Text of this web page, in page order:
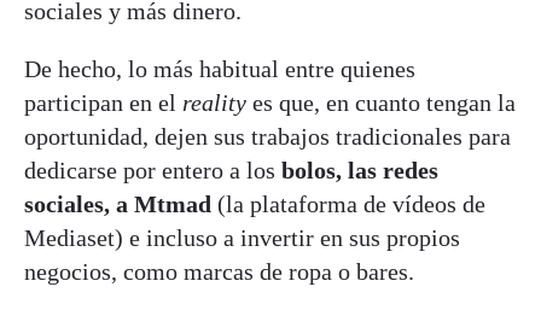
sociales y más dinero.
De hecho, lo más habitual entre quienes
participan en el reality es que, en cuanto tengan la
oportunidad, dejen sus trabajos tradicionales para
dedicarse por entero a los bolos, las redes
sociales, a Mtmad (la plataforma de vídeos de
Mediaset) e incluso a invertir en sus propios
negocios, como marcas de ropa o bares.